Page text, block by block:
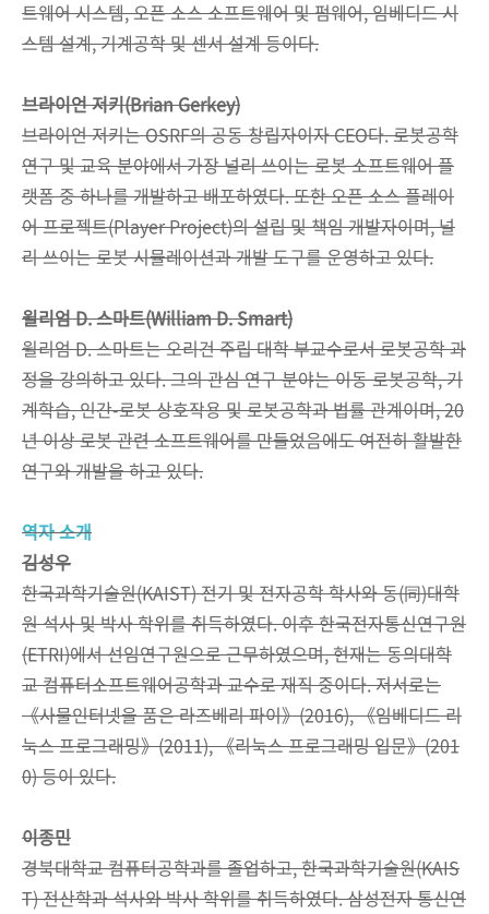
트웨어 시스템, 오픈 소스 소프트웨어 및 펌웨어, 임베디드 시
스템 설계, 기계공학 및 센서 설계 등이다.
브라이언 저키(Brian Gerkey)
브라이언 저키는 OSRF의 공동 창립자이자 CEO다. 로봇공학
연구 및 교육 분야에서 가장 널리 쓰이는 로봇 소프트웨어 플
랫폼 중 하나를 개발하고 배포하였다. 또한 오픈 소스 플레이
어 프로젝트(Player Project)의 설립 및 책임 개발자이며, 널
리 쓰이는 로봇 시뮬레이션과 개발 도구를 운영하고 있다.
윌리엄 D. 스마트(William D. Smart)
윌리엄 D. 스마트는 오리건 주립 대학 부교수로서 로봇공학 과
정을 강의하고 있다. 그의 관심 연구 분야는 이동 로봇공학, 기
계학습, 인간-로봇 상호작용 및 로봇공학과 법률 관계이며, 20
년 이상 로봇 관련 소프트웨어를 만들었음에도 여전히 활발한
연구와 개발을 하고 있다.
역자 소개
김성우
한국과학기술원(KAIST) 전기 및 전자공학 학사와 동(同)대학
원 석사 및 박사 학위를 취득하였다. 이후 한국전자통신연구원
(ETRI)에서 선임연구원으로 근무하였으며, 현재는 동의대학
교 컴퓨터소프트웨어공학과 교수로 재직 중이다. 저서로는
《사물인터넷을 품은 라즈베리 파이》(2016), 《임베디드 리
눅스 프로그래밍》(2011), 《리눅스 프로그래밍 입문》(201
0) 등이 있다.
이종민
경북대학교 컴퓨터공학과를 졸업하고, 한국과학기술원(KAIS
T) 전산학과 석사와 박사 학위를 취득하였다. 삼성전자 통신연